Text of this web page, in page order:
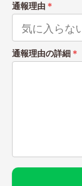
通報理由 ＊
通報理由の詳細 ＊